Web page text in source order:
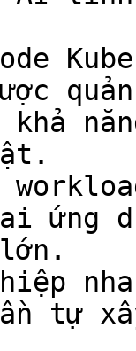
khả
ứng
tự